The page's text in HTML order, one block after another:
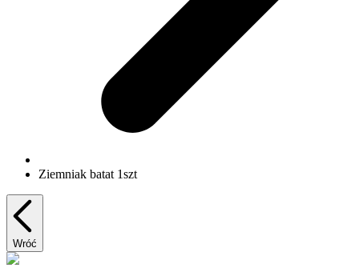
Ziemniak batat 1szt
Wróć